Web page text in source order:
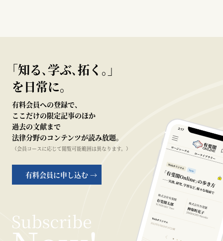
｢知る､学ぶ､拓く｡｣
を日常に。
有料会員への登録で、
ここだけの限定記事のほか
過去の文献まで
法律分野のコンテンツが読み放題。
（会員コースに応じて閲覧可能範囲は異なります。）
有料会員に申し込む →